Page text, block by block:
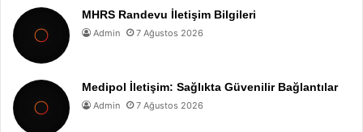
MHRS Randevu İletişim Bilgileri
Admin 7 Ağustos 2026
Medipol İletişim: Sağlıkta Güvenilir Bağlantılar
Admin 7 Ağustos 2026